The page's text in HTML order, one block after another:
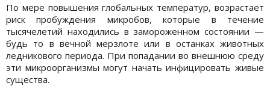
По мере повышения глобальных температур, возрастает
риск пробуждения микробов, которые в течение
тысячелетий находились в замороженном состоянии —
будь то в вечной мерзлоте или в останках животных
ледникового периода. При попадании во внешнюю среду
эти микроорганизмы могут начать инфицировать живые
существа.